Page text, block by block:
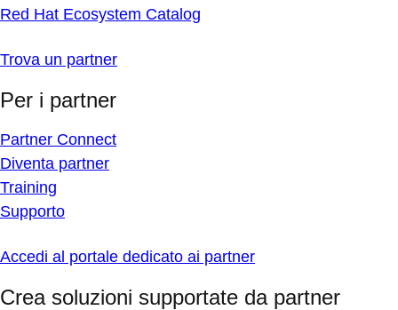
Red Hat Ecosystem Catalog
Trova un partner
Per i partner
Partner Connect
Diventa partner
Training
Supporto
Accedi al portale dedicato ai partner
Crea soluzioni supportate da partner